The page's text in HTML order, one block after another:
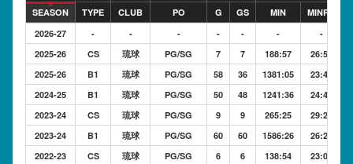
SEASON
TYPE CLUB PO G GS MIN MINPG
2026-27
- - - - - -
-
2025-26
CS 琉球 PG/SG 7 7 188:57 26:59
2025-26
B1 琉球 PG/SG 58 36 1381:05 23:48
2024-25
B1 琉球 PG/SG 50 48 1241:36 24:49
2023-24
CS 琉球 PG/SG 9 9 265:25 29:29
2023-24
B1 琉球 PG/SG 60 60 1586:26 26:26
2022-23
CS 琉球 PG/SG 6 6 138:54 23:09